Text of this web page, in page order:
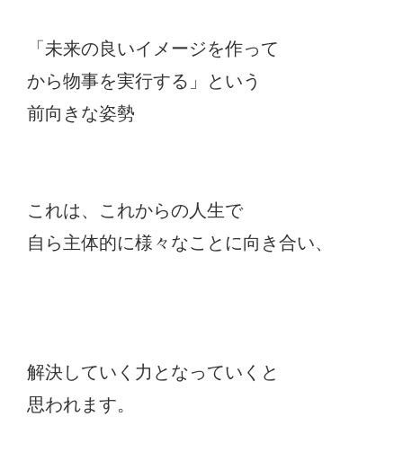
「未来の良いイメージを作って
から物事を実行する」という
前向きな姿勢
これは、これからの人生で
自ら主体的に様々なことに向き合い、
解決していく力となっていくと
思われます。